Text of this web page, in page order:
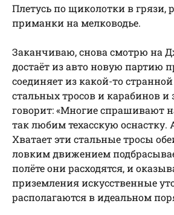
Плетусь по щиколотки в грязи,
приманки на мелководье.
Заканчиваю, снова смотрю на
достаёт из авто новую партию
соединяет из какой-то
стальных тросов и карабинов и
говорит: «Многие спрашивают
так любим техасскую оснастку.
Хватает эти стальные тросы
ловким движением
полёте они расходятся, и
приземления искусственные
располагаются в идеальном